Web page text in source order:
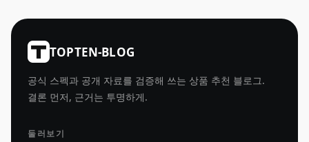
TOPTEN-BLOG
공식 스펙과 공개 자료를 검증해 쓰는 상품 추천 블로그.
결론 먼저, 근거는 투명하게.
둘러보기